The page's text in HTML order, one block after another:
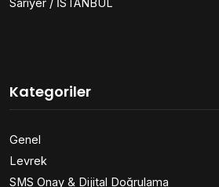
Kategoriler
Genel
Levrek
SMS Onay & Dijital Doğrulama